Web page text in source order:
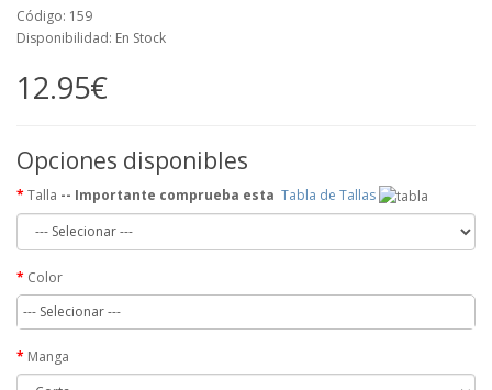
Código: 159
Disponibilidad: En Stock
12.95€
Opciones disponibles
Talla -- Importante comprueba esta Tabla de Tallas
Color
--- Selecionar ---
Manga